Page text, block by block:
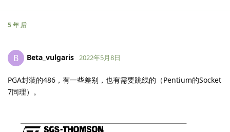
5 年 后
B Beta_vulgaris 2022年5月8日
PGA封装的486，有一些差别，也有需要跳线的（Pentium的Socket
7同理）。